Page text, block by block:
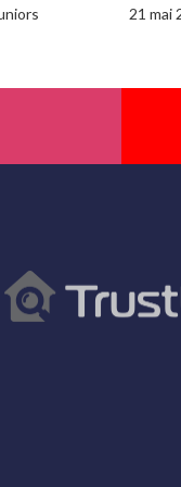
21 mai